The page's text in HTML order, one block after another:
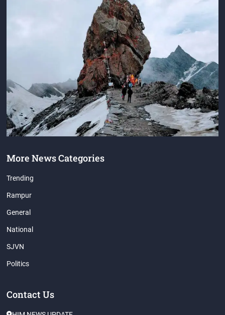
More News Categories
Trending
Rampur
General
National
SJVN
Politics
Contact Us